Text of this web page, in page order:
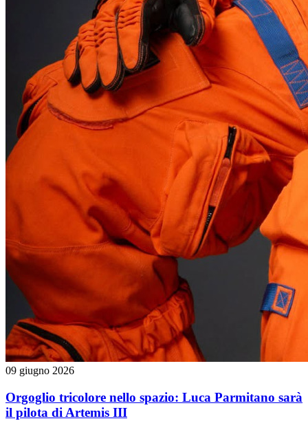
09 giugno 2026
Orgoglio tricolore nello spazio: Luca Parmitano sarà
il pilota di Artemis III